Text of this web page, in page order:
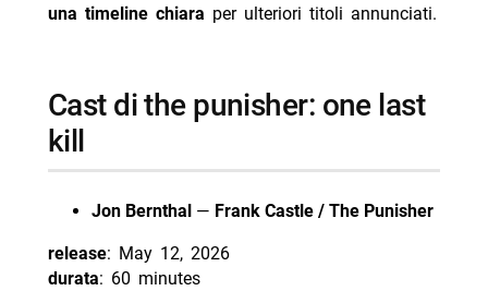
una timeline chiara per ulteriori titoli annunciati.
cast di the punisher: one last
kill
Jon Bernthal— Frank Castle / The Punisher
release: May 12, 2026
durata: 60 minutes